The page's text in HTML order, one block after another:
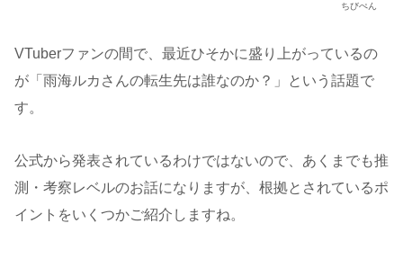
ちびぺん
VTuberファンの間で、最近ひそかに盛り上がっているの
が「雨海ルカさんの転生先は誰なのか？」という話題で
す。
公式から発表されているわけではないので、あくまでも推
測・考察レベルのお話になりますが、根拠とされているポ
イントをいくつかご紹介しますね。